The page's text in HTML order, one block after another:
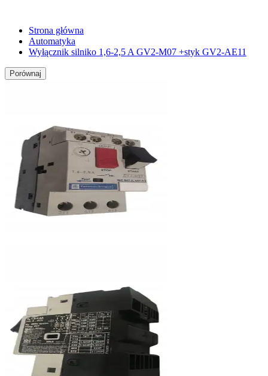
Strona główna
Automatyka
Wyłącznik silniko 1,6-2,5 A GV2-M07 +styk GV2-AE11
Porównaj